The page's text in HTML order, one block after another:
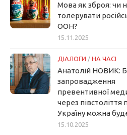
Мова як зброя: чи
толерувати
ООН?
15.11.2025
ДІАЛОГИ / НА ЧАСІ
Анатолій НОВИК:
запровадження
превентивної
через півстоліття
Україну можна
15.10.2025